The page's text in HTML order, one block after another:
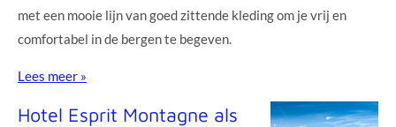
met een mooie lijn van goed zittende kleding om je vrij en
comfortabel in de bergen te begeven.
Lees meer »
Hotel Esprit Montagne als